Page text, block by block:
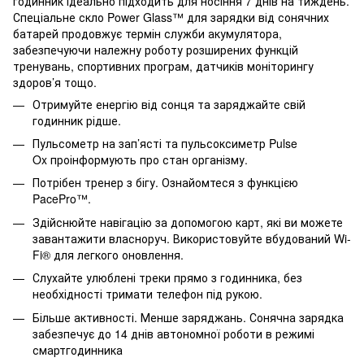
Спеціальне скло Power Glass™ для зарядки від сонячних
батарей продовжує термін служби акумулятора,
забезпечуючи належну роботу розширених функцій
тренувань, спортивних програм, датчиків моніторингу
здоров’я тощо.
Отримуйте енергію від сонця та заряджайте свій
годинник рідше.
Пульсометр на зап’ясті та пульсоксиметр Pulse
Ox проінформують про стан організму.
Потрібен тренер з бігу. Ознайомтеся з функцією
PacePro™.
Здійснюйте навігацію за допомогою карт, які ви можете
завантажити власноруч. Використовуйте вбудований Wi-
Fi® для легкого оновлення.
Слухайте улюблені треки прямо з годинника, без
необхідності тримати телефон під рукою.
Більше активності. Менше заряджань. Сонячна зарядка
забезпечує до 14 днів автономної роботи в режимі
смартгодинника